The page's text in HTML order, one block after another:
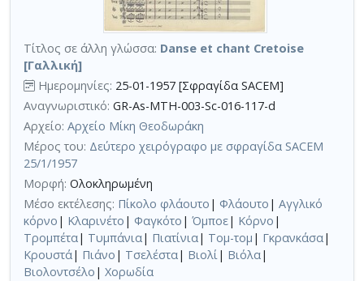
Τίτλος σε άλλη γλώσσα: Danse et chant Cretoise
[Γαλλική]
Ημερομηνίες: 25-01-1957 [Σφραγίδα SACEM]
Αναγνωριστικό: GR-As-MTH-003-Sc-016-117-d
Αρχείο: Αρχείο Μίκη Θεοδωράκη
Μέρος του: Δεύτερο χειρόγραφο με σφραγίδα SACEM
25/1/1957
Μορφή: Ολοκληρωμένη
Μέσο εκτέλεσης: Πίκολο φλάουτο | Φλάουτο | Αγγλικό
κόρνο | Κλαρινέτο | Φαγκότο | Όμποε| Κόρνο |
Τρομπέτα| Τυμπάνια| Πιατίνια| Τομ-τομ | Γκρανκάσα|
Κρουστά| Πιάνο | Τσελέστα| Βιολί| Βιόλα|
Βιολοντσέλο | Χορωδία